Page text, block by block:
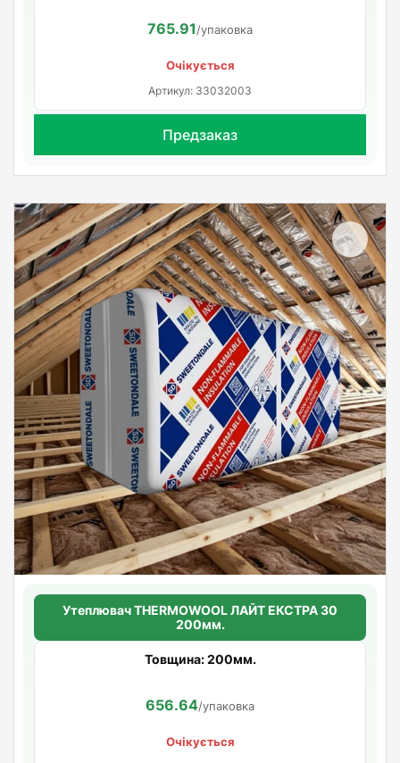
765.91/упаковка
Очікується
Артикул: 33032003
Предзаказ
Утеплювач THERMOWOOL ЛАЙТ ЕКСТРА 30
200мм.
Товщина: 200мм.
656.64/упаковка
Очікується